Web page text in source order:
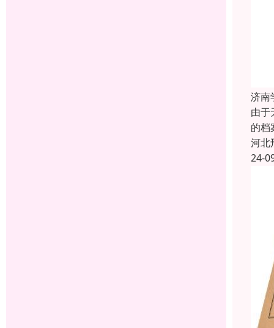
济南
由于
的档
河北
24-